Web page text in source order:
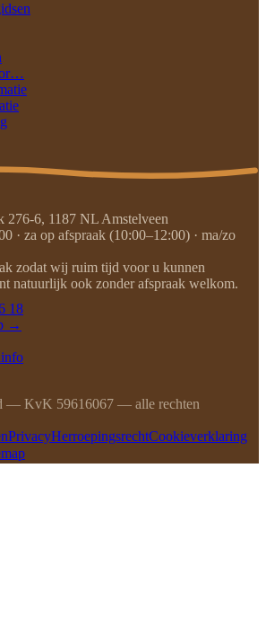
276-6, 1187 NL Amstelveen
· za op afspraak (10:00–12:00) · ma/zo
zodat wij ruim tijd voor u kunnen
natuurlijk ook zonder afspraak welkom.
18
→
— KvK 59616067 — alle rechten
PrivacyHerroepingsrechtCookieverklaring